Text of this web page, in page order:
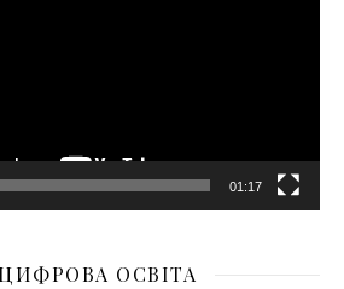
01:17
ОСВІТА